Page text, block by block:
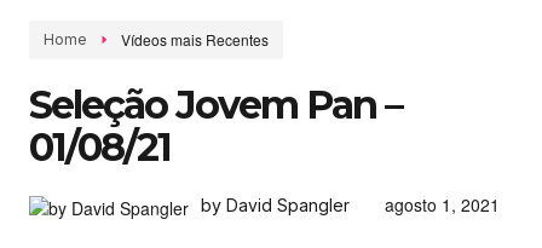
Home Vídeos mais Recentes
Seleção Jovem Pan –
01/08/21
by David Spangler agosto 1, 2021